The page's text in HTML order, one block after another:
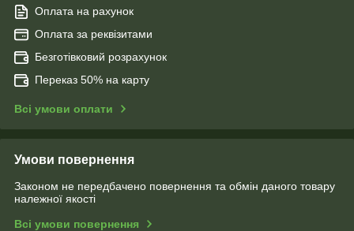
Оплата на рахунок
Оплата за реквізитами
Безготівковий розрахунок
Переказ 50% на карту
Всі умови оплати
Умови повернення
Законом не передбачено повернення та обмін даного товару
належної якості
Всі умови повернення